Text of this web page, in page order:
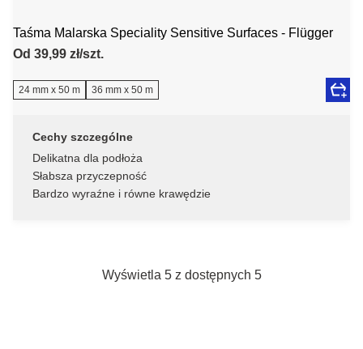
Taśma Malarska Speciality Sensitive Surfaces - Flügger
Od 39,99 zł/szt.
24 mm x 50 m 36 mm x 50 m
Cechy szczególne
Delikatna dla podłoża
Słabsza przyczepność
Bardzo wyraźne i równe krawędzie
Wyświetla 5 z dostępnych 5